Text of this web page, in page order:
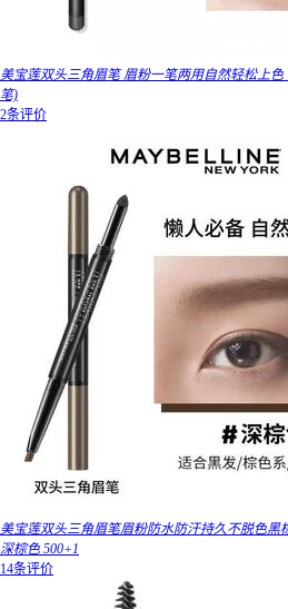
美宝莲双头三角眉笔 眉粉一笔两用自然轻松上
笔)
2条评价
美宝莲双头三角眉笔眉粉防水防汗持久不脱色黑
深棕色 500+1
14条评价